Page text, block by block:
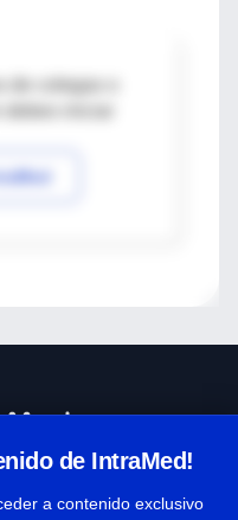
de colegas o
de IntraMed!
a contenido exclusivo